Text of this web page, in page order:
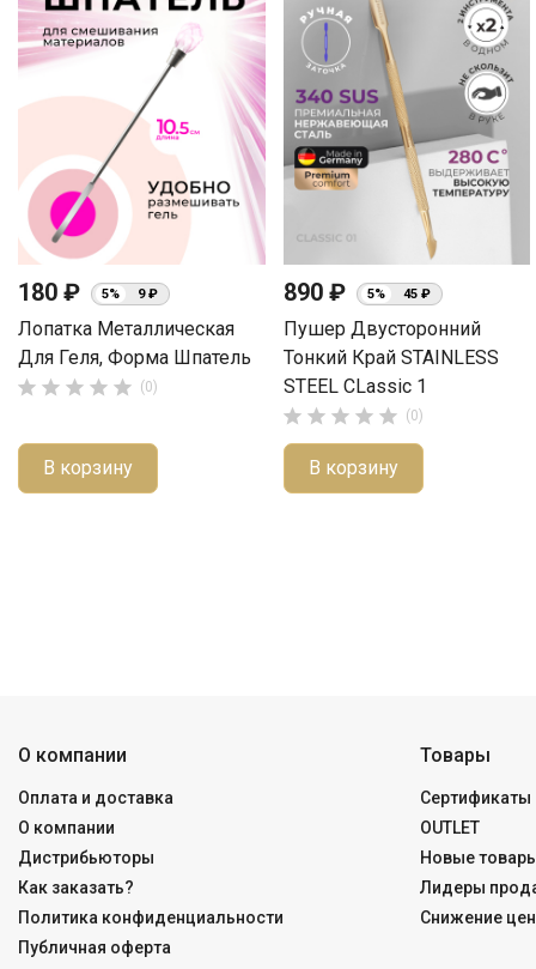
180 ₽ 5% 9 ₽
Лопатка Металлическая
Для Геля, Форма Шпатель
     (0)
В корзину
890 ₽ 5% 45 ₽
Пушер Двусторонний
Тонкий Край STAINLESS
STEEL CLassic 1
     (0)
В корзину
О компании
Оплата и доставка
О компании
Дистрибьюторы
Как заказать?
Политика конфиденциальности
Публичная оферта
Товары
Сертификаты
OUTLET
Новые
Лидеры
Снижение цен